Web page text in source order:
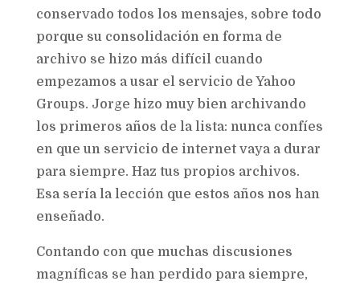
conservado todos los mensajes, sobre todo
porque su consolidación en forma de
archivo se hizo más difícil cuando
empezamos a usar el servicio de Yahoo
Groups. Jorge hizo muy bien archivando
los primeros años de la lista: nunca confíes
en que un servicio de internet vaya a durar
para siempre. Haz tus propios archivos.
Esa sería la lección que estos años nos han
enseñado.
Contando con que muchas discusiones
magníficas se han perdido para siempre,